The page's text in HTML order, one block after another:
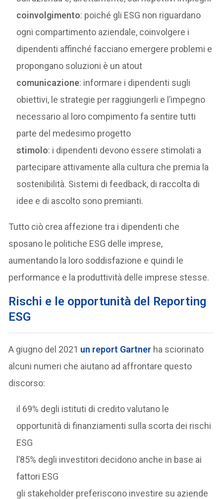
coinvolgimento: poiché gli ESG non riguardano
ogni compartimento aziendale, coinvolgere i
dipendenti affinché facciano emergere problemi e
propongano soluzioni è un atout
comunicazione: informare i dipendenti sugli
obiettivi, le strategie per raggiungerli e l’impegno
necessario al loro compimento fa sentire tutti
parte del medesimo progetto
stimolo: i dipendenti devono essere stimolati a
partecipare attivamente alla cultura che premia la
sostenibilità. Sistemi di feedback, di raccolta di
idee e di ascolto sono premianti.
Tutto ciò crea affezione tra i dipendenti che
sposano le politiche ESG delle imprese,
aumentando la loro soddisfazione e quindi le
performance e la produttività delle imprese stesse.
Rischi e le opportunità del Reporting
ESG
A giugno del 2021 un report Gartner ha sciorinato
alcuni numeri che aiutano ad affrontare questo
discorso:
il 69% degli istituti di credito valutano le
opportunità di finanziamenti sulla scorta dei rischi
ESG
l’85% degli investitori decidono anche in base ai
fattori ESG
gli stakeholder preferiscono investire su aziende